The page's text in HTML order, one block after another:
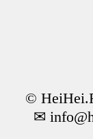
©
✉